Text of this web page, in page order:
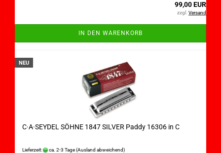
99,00 EUR
zzgl. Versand
IN DEN WARENKORB
NEU
C·A·SEYDEL SÖHNE 1847 SILVER Paddy 16306 in C
Lieferzeit: ca. 2-3 Tage(Ausland abweichend)